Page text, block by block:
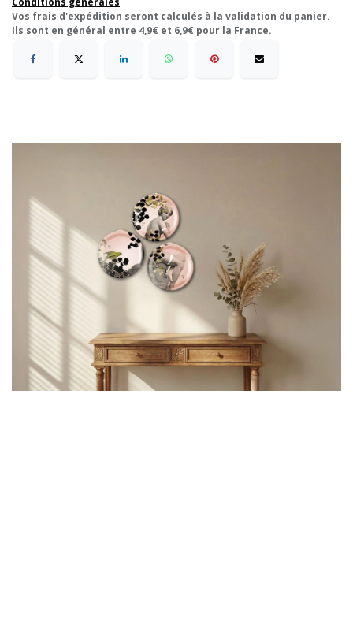
Vos frais d'expédition seront calculés à la validation du panier.
Ils sont en général entre 4,9€ et 6,9€ pour la France.